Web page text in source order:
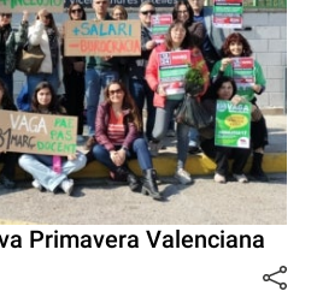
Primavera Valenciana